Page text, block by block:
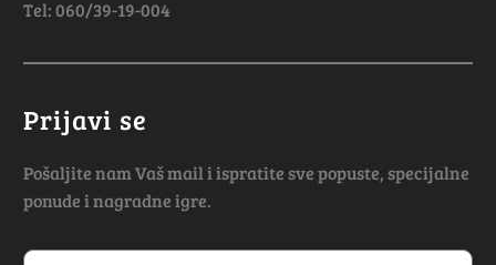
Tel: 060/39-19-004
Prijavi se
Pošaljite nam Vaš mail i ispratite sve popuste, specijalne
ponude i nagradne igre.